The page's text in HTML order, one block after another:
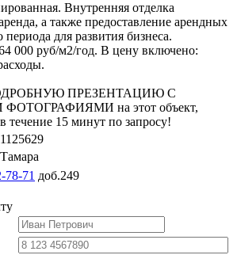
Внутренняя отделка
а также предоставление арендных
для развития бизнеса.
000 руб/м2/год. В цену включено:
ПРЕЗЕНТАЦИЮ С
на этот объект,
течение 15 минут по запросу!
1125629
Тамара
78-71 доб.249